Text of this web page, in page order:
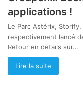
applications !
Le Parc Astérix,
respectivement lancé
Retour en détails sur…
Lire la suite